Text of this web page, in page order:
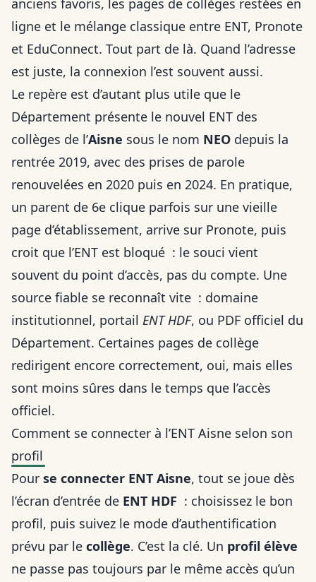
anciens favoris, les pages de collèges restées en
ligne et le mélange classique entre ENT, Pronote
et EduConnect. Tout part de là. Quand l’adresse
est juste, la connexion l’est souvent aussi.
Le repère est d’autant plus utile que le
Département présente le nouvel ENT des
collèges de l’Aisne sous le nom NEO depuis la
rentrée 2019, avec des prises de parole
renouvelées en 2020 puis en 2024. En pratique,
un parent de 6e clique parfois sur une vieille
page d’établissement, arrive sur Pronote, puis
croit que l’ENT est bloqué : le souci vient
souvent du point d’accès, pas du compte. Une
source fiable se reconnaît vite : domaine
institutionnel, portail ENT HDF, ou PDF officiel du
Département. Certaines pages de collège
redirigent encore correctement, oui, mais elles
sont moins sûres dans le temps que l’accès
officiel.
Comment se connecter à l’ENT Aisne selon son
profil
Pour se connecter ENT Aisne, tout se joue dès
l’écran d’entrée de ENT HDF : choisissez le bon
profil, puis suivez le mode d’authentification
prévu par le collège. C’est la clé. Un profil élève
ne passe pas toujours par le même accès qu’un